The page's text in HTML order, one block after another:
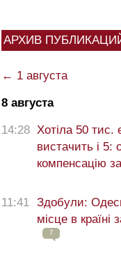
АРХИВ
← 1 августа
8 августа
14:28 Хотіла 50
вистачить і 5:
компенсацію
11:41
Здобули:
місце в країні
7